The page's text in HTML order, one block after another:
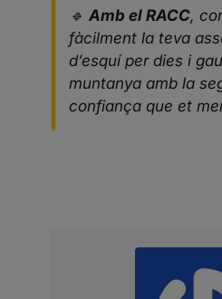
🔹Amb el RACC,
fàcilment la teva
d’esquí per dies i
muntanya amb la
confiança que et